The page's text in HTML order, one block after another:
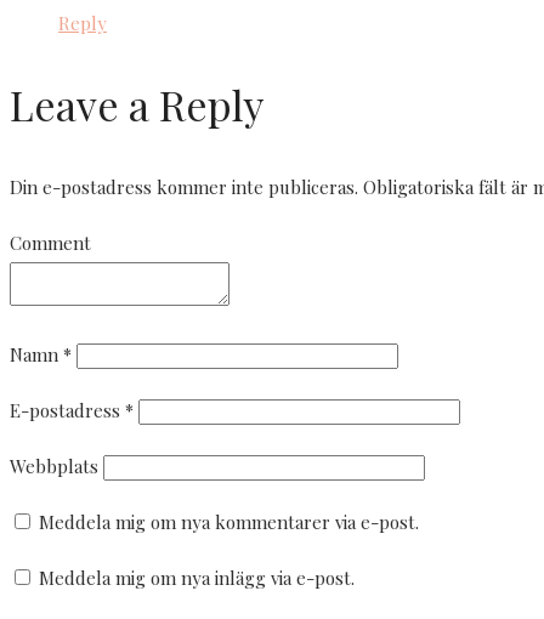
Reply
Leave a Reply
Din e-postadress kommer inte publiceras. Obligatoriska fält är
Comment
Namn *
E-postadress *
Webbplats
Meddela mig om nya kommentarer via e-post.
Meddela mig om nya inlägg via e-post.